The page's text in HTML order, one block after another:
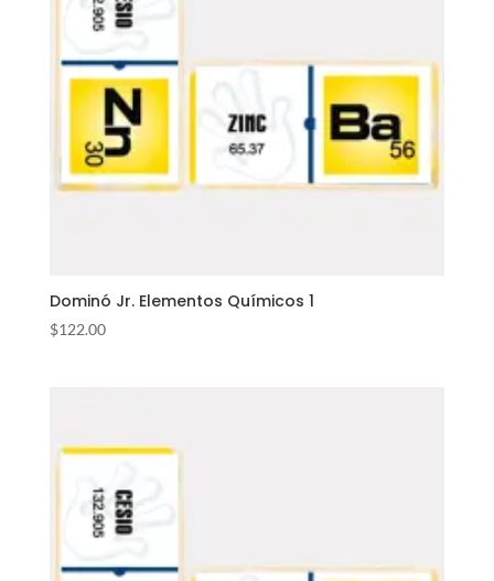
Dominó Jr. Elementos Químicos 1
$122.00